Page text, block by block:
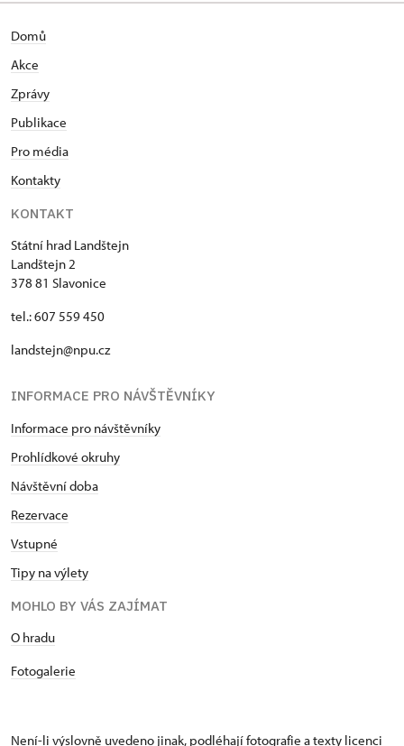
Domů
Akce
Zprávy
Publikace
Pro média
Kontakty
KONTAKT
Státní hrad Landštejn
Landštejn 2
378 81 Slavonice
tel.: 607 559 450
landstejn@npu.cz
INFORMACE PRO NÁVŠTĚVNÍKY
Informace pro návštěvníky
Prohlídkové okruhy
Návštěvní doba
Rezervace
Vstupné
Tipy na výlety
MOHLO BY VÁS ZAJÍMAT
O hradu
Fotogalerie
Není-li výslovně uvedeno jinak, podléhají fotografie a texty licenci